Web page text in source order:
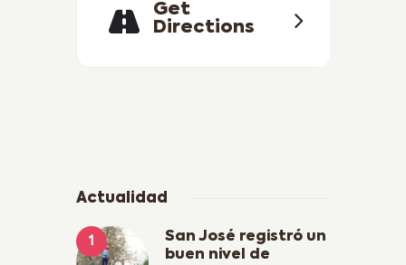
Get
Directions
Actualidad
San José registró un
buen nivel de